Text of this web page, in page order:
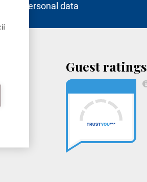
of personal data
Guest ratings